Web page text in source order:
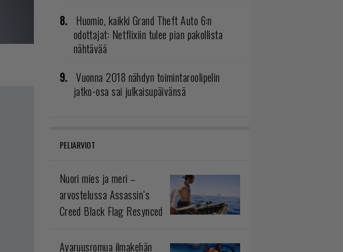
Huomio, kaikki Grand Theft Auto 6:n
odottajat: Netflixiin tulee pian pakollista
nähtävää
Vuonna 2018 nähdyn toimintaroolipelin
jatko-osa sai julkaisupäivänsä
PELIARVIOT
Nuori mies ja meri –
arvostelussa Assassin’s
Creed Black Flag Resynced
Avaruusromua ilmakehän